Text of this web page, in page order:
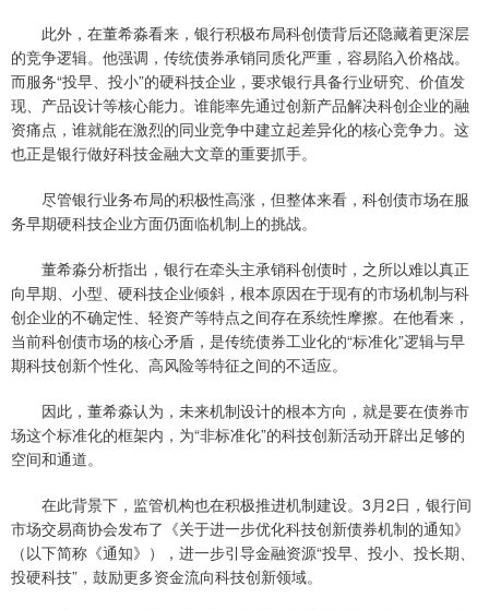
此外，在董希淼看来，银行积极布局科创债背后还隐藏着更深层
的竞争逻辑。他强调，传统债券承销同质化严重，容易陷入价格战。
而服务“投早、投小”的硬科技企业，要求银行具备行业研究、价值发
现、产品设计等核心能力。谁能率先通过创新产品解决科创企业的融
资痛点，谁就能在激烈的同业竞争中建立起差异化的核心竞争力。这
也正是银行做好科技金融大文章的重要抓手。
尽管银行业务布局的积极性高涨，但整体来看，科创债市场在服
务早期硬科技企业方面仍面临机制上的挑战。
董希淼分析指出，银行在牵头主承销科创债时，之所以难以真正
向早期、小型、硬科技企业倾斜，根本原因在于现有的市场机制与科
创企业的不确定性、轻资产等特点之间存在系统性摩擦。在他看来，
当前科创债市场的核心矛盾，是传统债券工业化的“标准化”逻辑与早
期科技创新个性化、高风险等特征之间的不适应。
因此，董希淼认为，未来机制设计的根本方向，就是要在债券市
场这个标准化的框架内，为“非标准化”的科技创新活动开辟出足够的
空间和通道。
在此背景下，监管机构也在积极推进机制建设。3月2日，银行间
市场交易商协会发布了《关于进一步优化科技创新债券机制的通知》
（以下简称《通知》），进一步引导金融资源“投早、投小、投长期、
投硬科技”，鼓励更多资金流向科技创新领域。